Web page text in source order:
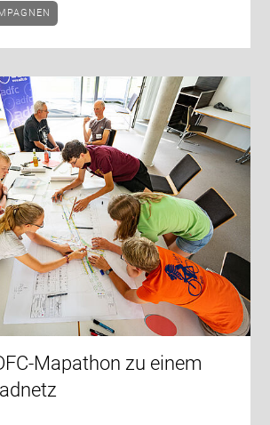
Mapathon zu einem